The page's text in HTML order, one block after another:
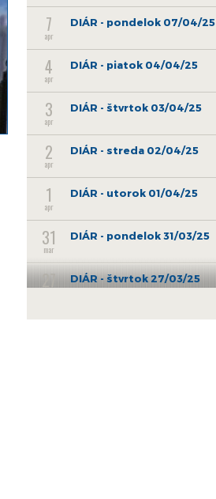
7
apr
DIÁR - pondelok 07/04/25
4
apr
DIÁR - piatok 04/04/25
3
apr
DIÁR - štvrtok 03/04/25
2
apr
DIÁR - streda 02/04/25
1
apr
DIÁR - utorok 01/04/25
31
mar
DIÁR - pondelok 31/03/25
27 DIÁR - štvrtok 27/03/25
26 DIÁR - streda 26/03/25